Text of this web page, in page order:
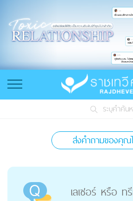
ระบุคำค้น
ส่งคำถามของคุณ
เลเซอร์ หรือ ท